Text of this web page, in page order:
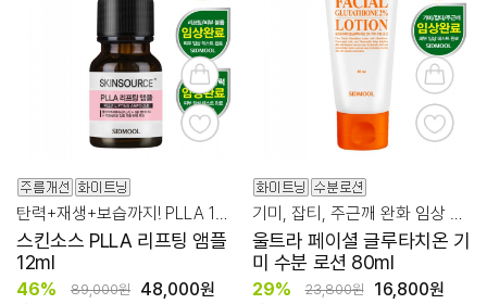
스킨소스 PLLA 리프팅 앰플
12ml
46% 89,000원 48,000원
울트라 페이셜 글루타치온 기
미 수분 로션 80ml
29% 23,800원 16,800원